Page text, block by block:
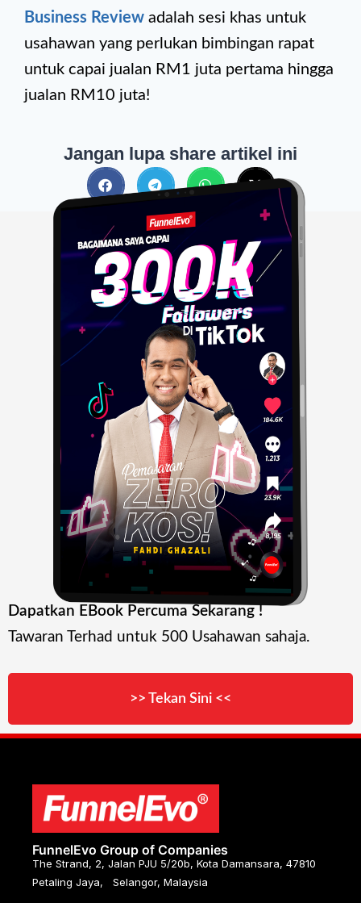
Business Review adalah sesi khas untuk
usahawan yang perlukan bimbingan rapat
untuk capai jualan RM1 juta pertama hingga
jualan RM10 juta!
Jangan lupa share artikel ini
Dapatkan EBook Percuma Sekarang !
Tawaran Terhad untuk 500 Usahawan sahaja.
>> Tekan Sini <<
FunnelEvo Group of Companies
The Strand, 2, Jalan PJU 5/20b, Kota Damansara, 47810
Petaling Jaya, Selangor, Malaysia